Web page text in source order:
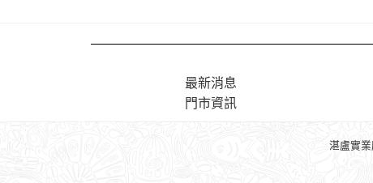
最新消息
門市資訊
湛盧實